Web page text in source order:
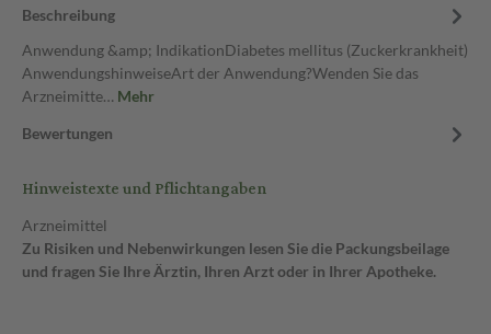
Beschreibung
Anwendung &amp; IndikationDiabetes mellitus (Zuckerkrankheit)
AnwendungshinweiseArt der Anwendung?Wenden Sie das
Arzneimitte… Mehr
Bewertungen
Hinweistexte und Pflichtangaben
Arzneimittel
Zu Risiken und Nebenwirkungen lesen Sie die Packungsbeilage
und fragen Sie Ihre Ärztin, Ihren Arzt oder in Ihrer Apotheke.